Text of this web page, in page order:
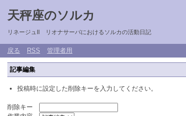
天秤座のソルカ
リネージュII リオナサーバにおけるソルカの活動日記
戻る RSS 管理者用
記事編集
投稿時に設定した削除キーを入力してください。
削除キー